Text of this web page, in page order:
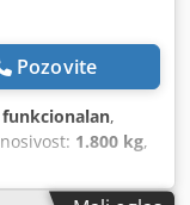
Pozovite
,
1.800 kg,
triplex,